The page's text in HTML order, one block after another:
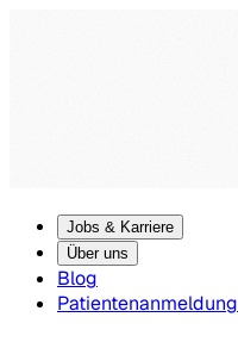
Jobs & Karriere
Über uns
Blog
Patientenanmeldung